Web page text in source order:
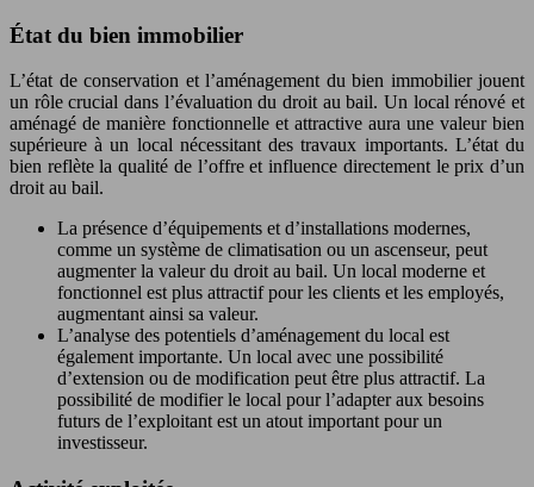
État du bien immobilier
L’état de conservation et l’aménagement du bien immobilier jouent
un rôle crucial dans l’évaluation du droit au bail. Un local rénové et
aménagé de manière fonctionnelle et attractive aura une valeur bien
supérieure à un local nécessitant des travaux importants. L’état du
bien reflète la qualité de l’offre et influence directement le prix d’un
droit au bail.
La présence d’équipements et d’installations modernes,
comme un système de climatisation ou un ascenseur, peut
augmenter la valeur du droit au bail. Un local moderne et
fonctionnel est plus attractif pour les clients et les employés,
augmentant ainsi sa valeur.
L’analyse des potentiels d’aménagement du local est
également importante. Un local avec une possibilité
d’extension ou de modification peut être plus attractif. La
possibilité de modifier le local pour l’adapter aux besoins
futurs de l’exploitant est un atout important pour un
investisseur.